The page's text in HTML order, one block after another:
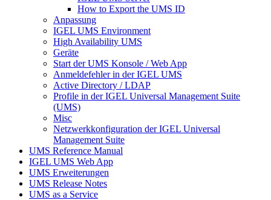
How to Export the UMS ID
Anpassung
IGEL UMS Environment
High Availability UMS
Geräte
Start der UMS Konsole / Web App
Anmeldefehler in der IGEL UMS
Active Directory / LDAP
Profile in der IGEL Universal Management Suite
(UMS)
Misc
Netzwerkkonfiguration der IGEL Universal
Management Suite
UMS Reference Manual
IGEL UMS Web App
UMS Erweiterungen
UMS Release Notes
UMS as a Service